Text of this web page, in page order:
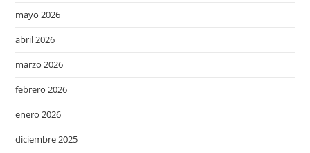
mayo 2026
abril 2026
marzo 2026
febrero 2026
enero 2026
diciembre 2025